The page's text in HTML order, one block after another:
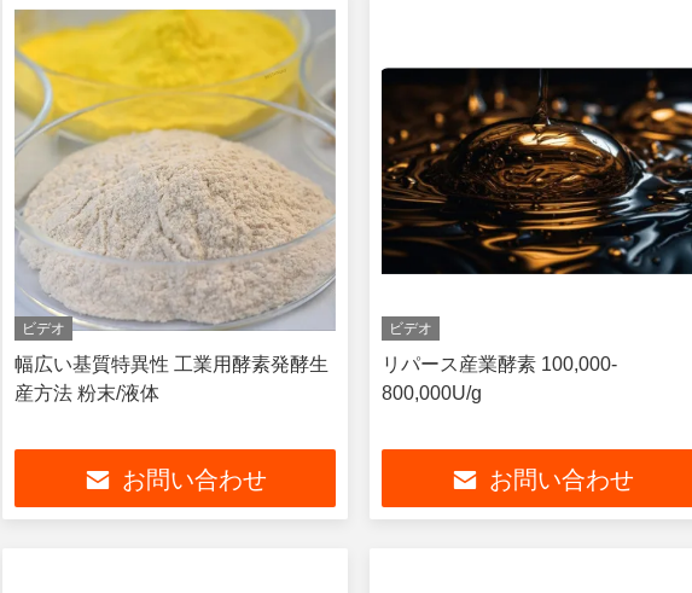
ビデオ
幅広い基質特異性 工業用酵素発酵生
産方法 粉末/液体
お問い合わせ
ビデオ
リパース産業酵素 100,000-
800,000U/g
お問い合わせ